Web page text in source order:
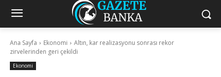
Ana Sayfa Ekonomi
Altın, kar realizasyonu sonrası rekor
zirvelerinden geri çekildi
Ekonomi